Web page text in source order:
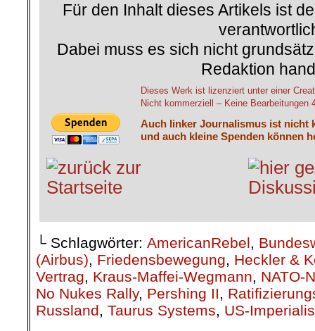
Für den Inhalt dieses Artikels ist
Dabei muss es sich nicht
Redaktion
Dieses Werk ist lizenziert unter einer
Nicht kommerziell – Keine Bearbeitungen
Auch linker Journalismus ist nicht
und auch kleine Spenden können
└ Schlagwörter:AmericanRebel,
(Airbus) ,Friedensbewegung,Heckler &
Vertrag,Kraus-Maffei-Wegmann,NATO-
No Nukes Rally,Pershing II ,